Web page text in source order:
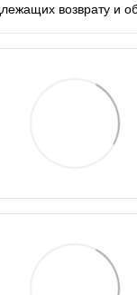
возврату и